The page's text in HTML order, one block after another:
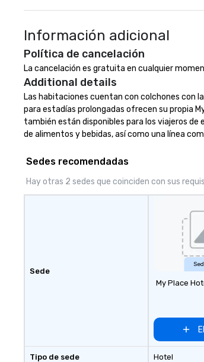
to finish. We are also a certified
Información adicional
Política de cancelación
La cancelación es gratuita en cualquier
Additional details
Las habitaciones cuentan con colchones con
para estadías prolongadas ofrecen su propia
también están disponibles para los viajeros de
de alimentos y bebidas, así como una línea
Sedes recomendadas
Hay otras 2 sedes que coinciden con sus
Sede
Tipo de sede
My Place
Hotel